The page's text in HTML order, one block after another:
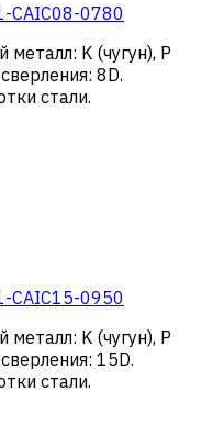
CAIC08-0780
металл: K (чугун), Р
: 8D.
стали.
CAIC15-0950
металл: K (чугун), Р
: 15D.
стали.